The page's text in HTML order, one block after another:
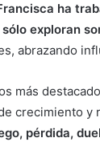
ha
exploran
abrazando
más
crecimiento y
pérdida,